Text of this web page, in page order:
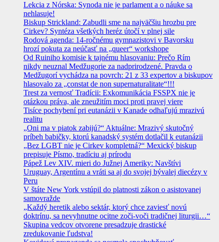
Lekcia z Nórska: Synoda nie je parlament a o náuke sa
nehlasuje!
Biskup Strickland: Zabudli sme na najväčšiu hrozbu pre
Cirkev? Syntéza všetkých heréz útočí v plnej sile
Rodová agenda: 14-ročnému gymnazistovi v Bavorsku
hrozí pokuta za neúčasť na „queer“ workshope
Od Ruiniho komisie k tajnému hlasovaniu: Prečo Rím
nikdy neuznal Medžugorie za nadprirodzené. Pravda o
Medžugorí vychádza na povrch: 21 z 33 expertov a biskupov
hlasovalo za „constat de non supernaturalitate“!!!
Trest za vernosť Tradícii: Exkomunikácia FSSPX nie je
otázkou práva, ale zneužitím moci proti pravej viere
Tisíce pochybení pri eutanázii v Kanade odhaľujú mrazivú
realitu
„Oni ma v piatok zabijú?“ Aktuálne: Mrazivý skutočný
príbeh babičky, ktorú kanadský systém dotlačil k eutanázii
„Bez LGBT nie je Cirkev kompletná?“ Mexický biskup
prepisuje Písmo, tradíciu aj prírodu
Pápež Lev XIV. mieri do Južnej Ameriky: Navštívi
Uruguay, Argentínu a vráti sa aj do svojej bývalej diecézy v
Peru
V štáte New York vstúpil do platnosti zákon o asistovanej
samovražde
„Každý heretik alebo sektár, ktorý chce zaviesť novú
doktrínu, sa nevyhnutne ocitne zoči-voči tradičnej liturgii…“
Skupina vedcov otvorene presadzuje drastické
zredukovanie ľudstva!